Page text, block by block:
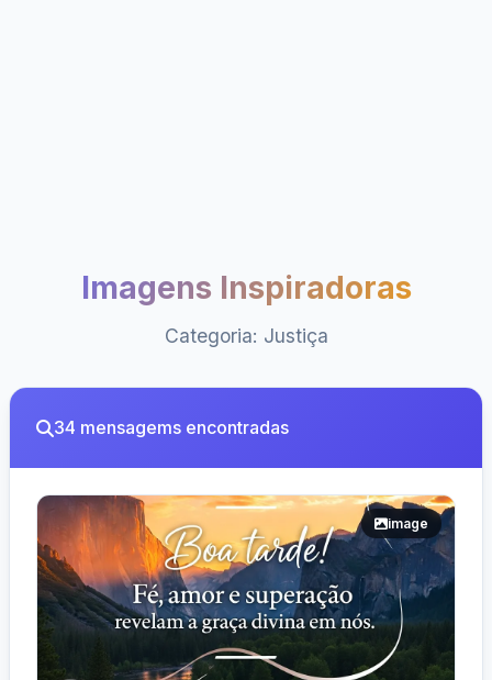
Imagens Inspiradoras
Categoria: Justiça
34 mensagems encontradas
image